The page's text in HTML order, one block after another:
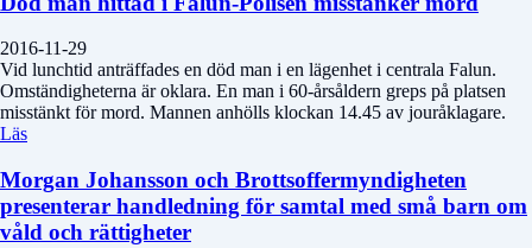
2016-11-29
Vid lunchtid anträffades en död man i en lägenhet i centrala Falun.
Omständigheterna är oklara. En man i 60-årsåldern greps på platsen
misstänkt för mord. Mannen anhölls klockan 14.45 av jouråklagare.
Läs
Morgan Johansson och Brottsoffermyndigheten
presenterar handledning för samtal med små barn om
våld och rättigheter